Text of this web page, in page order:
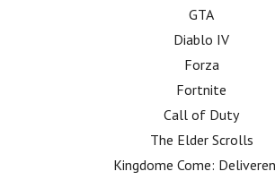
GTA
Diablo IV
Forza
Fortnite
Call of Duty
The Elder Scrolls
Kingdome Come: